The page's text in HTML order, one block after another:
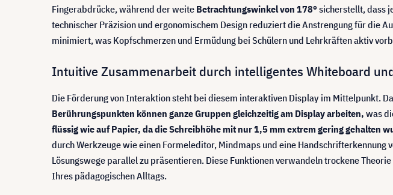
Fingerabdrücke, während der weite Betrachtungswinkel von 178°sicherstellt, dass
technischer Präzision und ergonomischem Design reduziert die Anstrengung für die
minimiert, was Kopfschmerzen und Ermüdung bei Schülern und Lehrkräften aktiv
Intuitive Zusammenarbeit durch intelligentes Whiteboard
Die Förderung von Interaktion steht bei diesem interaktiven Display im Mittelpunkt.
Berührungspunkten können ganze Gruppen gleichzeitig am Display arbeiten, was
flüssig wie auf Papier, da die Schreibhöhe mit nur 1,5 mm extrem gering gehalten
durch Werkzeuge wie einen Formeleditor, Mindmaps und eine
Lösungswege parallel zu präsentieren. Diese Funktionen verwandeln trockene
Ihres pädagogischen Alltags.